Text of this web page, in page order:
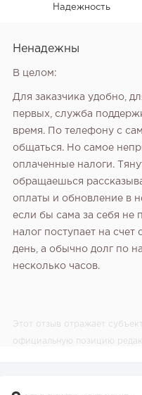
Надежность
Ненадежны
В целом:
Для заказчика удобно,
первых, служба
время. По телефону с
общаться. Но самое
оплаченные налоги.
обращаешься
оплаты и обновление в
если бы сама за себя не
налог поступает на
день, а обычно долг по
несколько часов.
Этот отзыв отражает
официальную позицию